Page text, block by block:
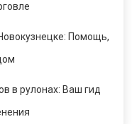
Помощь,
в рулонах: Ваш гид